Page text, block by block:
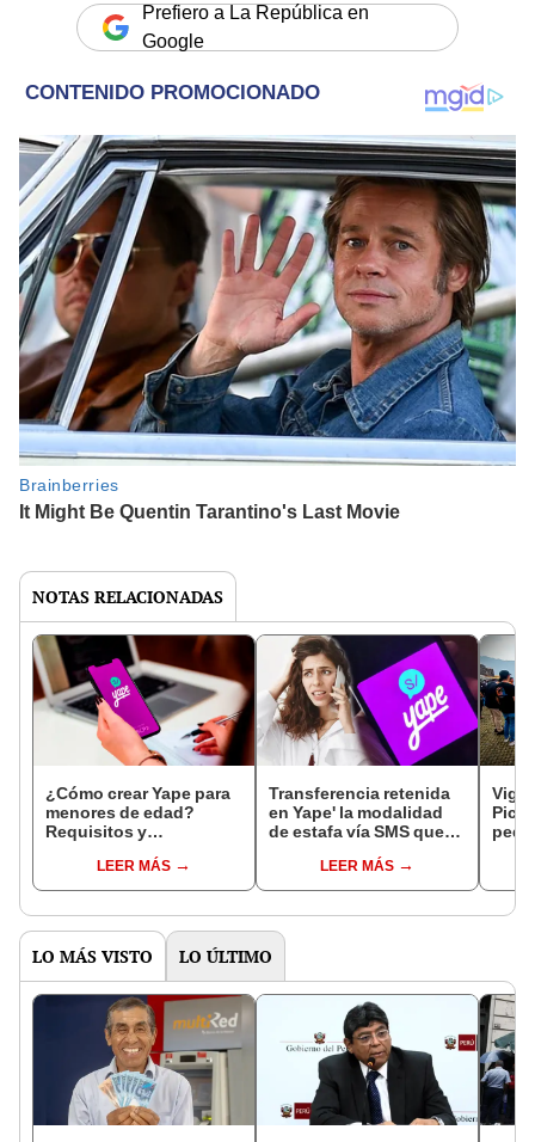
Prefiero a La República en
Google
NOTAS RELACIONADAS
¿Cómo crear Yape para
menores de edad?
Requisitos y
abrir una cuenta a niños
y niñas
LEER MÁS
Transferencia retenida
en Yape' la modalidad
de estafa vía SMS que
LEER MÁS
LO MÁS VISTO LO ÚLTIMO